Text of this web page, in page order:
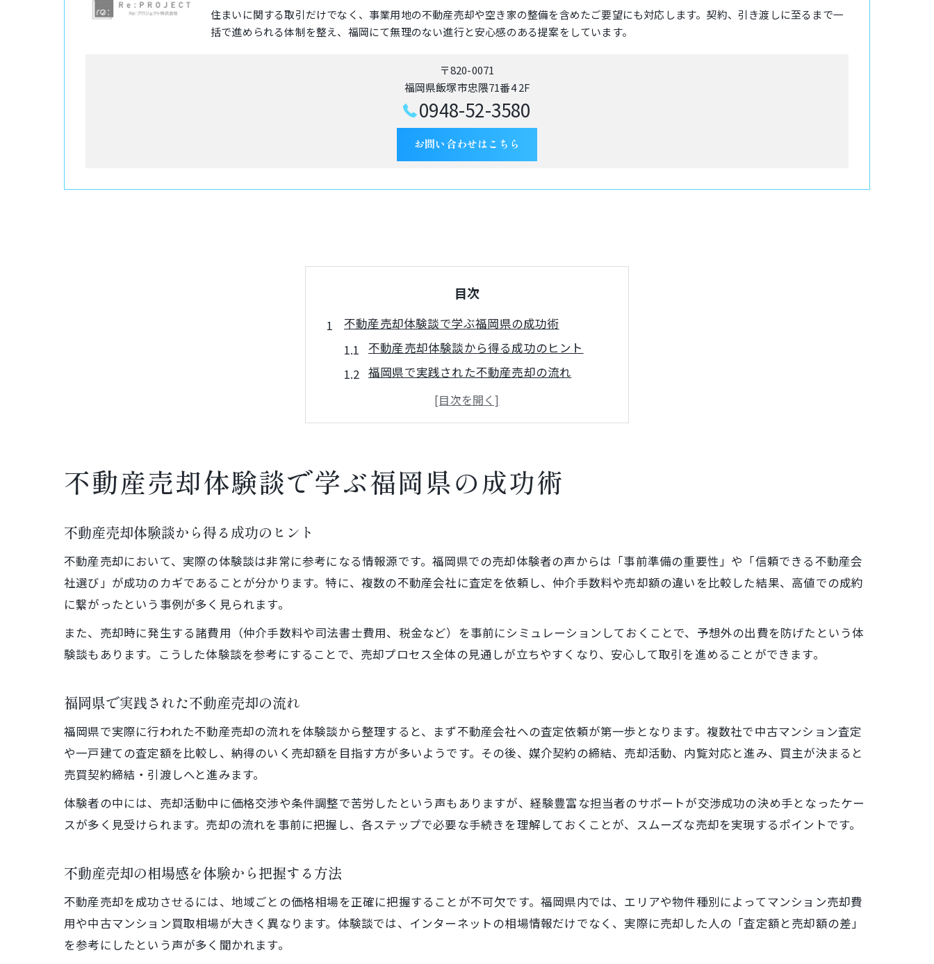
住まいに関する取引だけでなく、事業用地の不動産売却や空き家の整備を含めたご要望にも対応します。契約、引き渡しに至るまで一
括で進められる体制を整え、福岡にて無理のない進行と安心感のある提案をしています。
〒820-0071
福岡県飯塚市忠隈71番4 2F
0948-52-3580
お問い合わせはこちら
目次
不動産売却体験談で学ぶ福岡県の成功術
不動産売却体験談から得る成功のヒント
福岡県で実践された不動産売却の流れ
不動産売却の相場感を体験から把握する方法
体験談に学ぶ不動産売却の後悔ポイント
実体験から見る不動産売却の心理的ハードル
不動産売却の不安や心理的負担への対処法
不動産売却で起こる迷いや葛藤の実態
心理的壁を乗り越えるためのサポート活用
福岡県の不動産売却相場を体験談で分析
市場動向から見る不動産売却のポイント
相場把握で安心できる不動産売却を実現
売却費用の目安を知り安心取引を実現
マンション売却費用のシミュレーション術
仲介手数料や諸費用の具体的な内訳解説
仲介手数料や諸費用の落とし穴を回避するヒント
不動産売却における仲介手数料の注意点
不動産売却体験談で学ぶ福岡県の成功術
不動産売却体験談から得る成功のヒント
不動産売却において、実際の体験談は非常に参考になる情報源です。福岡県での売却体験者の声からは「事前準備の重要性」や「信頼できる不動産会
社選び」が成功のカギであることが分かります。特に、複数の不動産会社に査定を依頼し、仲介手数料や売却額の違いを比較した結果、高値での成約
に繋がったという事例が多く見られます。
また、売却時に発生する諸費用（仲介手数料や司法書士費用、税金など）を事前にシミュレーションしておくことで、予想外の出費を防げたという体
験談もあります。こうした体験談を参考にすることで、売却プロセス全体の見通しが立ちやすくなり、安心して取引を進めることができます。
福岡県で実践された不動産売却の流れ
福岡県で実際に行われた不動産売却の流れを体験談から整理すると、まず不動産会社への査定依頼が第一歩となります。複数社で中古マンション査定
や一戸建ての査定額を比較し、納得のいく売却額を目指す方が多いようです。その後、媒介契約の締結、売却活動、内覧対応と進み、買主が決まると
売買契約締結・引渡しへと進みます。
体験者の中には、売却活動中に価格交渉や条件調整で苦労したという声もありますが、経験豊富な担当者のサポートが交渉成功の決め手となったケー
スが多く見受けられます。売却の流れを事前に把握し、各ステップで必要な手続きを理解しておくことが、スムーズな売却を実現するポイントです。
不動産売却の相場感を体験から把握する方法
不動産売却を成功させるには、地域ごとの価格相場を正確に把握することが不可欠です。福岡県内では、エリアや物件種別によってマンション売却費
用や中古マンション買取相場が大きく異なります。体験談では、インターネットの相場情報だけでなく、実際に売却した人の「査定額と売却額の差」
を参考にしたという声が多く聞かれます。